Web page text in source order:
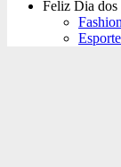
Feliz Dia dos
Fashion